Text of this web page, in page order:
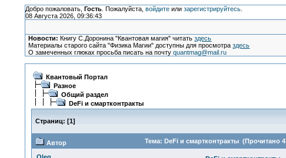
Добро пожаловать, Гость. Пожалуйста, войдитеили зарегистрируйтесь.
08 Августа 2026, 09:36:43
Новости: Книгу С.Доронина "Квантовая магия" читатьздесь
Материалы старого сайта "Физика Магии" доступны для просмотраздесь
О замеченных глюках просьба писать на почтуquantmag@mail.ru
Квантовый Портал
Разное
Общий раздел
DeFi и смартконтракты
Страниц: [1]
Автор Тема: DeFi и смартконтракты (Прочитано